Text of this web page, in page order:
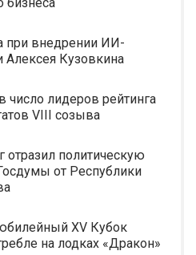
при внедрении ИИ-
Алексея Кузовкина
лидеров рейтинга
VIII созыва
политическую
от Республики
XV Кубок
на лодках «Дракон»